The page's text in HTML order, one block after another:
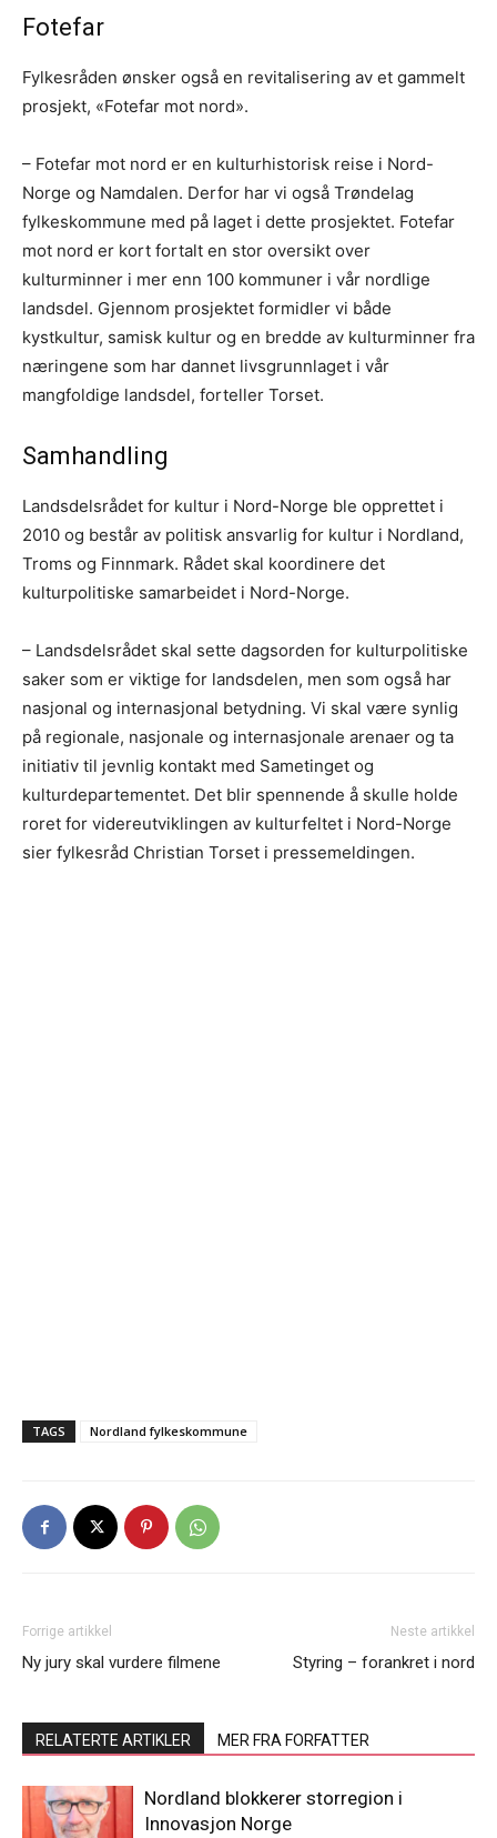
Fotefar
Fylkesråden ønsker også en revitalisering av et gammelt
prosjekt, «Fotefar mot nord».
– Fotefar mot nord er en kulturhistorisk reise i Nord-
Norge og Namdalen. Derfor har vi også Trøndelag
fylkeskommune med på laget i dette prosjektet. Fotefar
mot nord er kort fortalt en stor oversikt over
kulturminner i mer enn 100 kommuner i vår nordlige
landsdel. Gjennom prosjektet formidler vi både
kystkultur, samisk kultur og en bredde av kulturminner fra
næringene som har dannet livsgrunnlaget i vår
mangfoldige landsdel, forteller Torset.
Samhandling
Landsdelsrådet for kultur i Nord-Norge ble opprettet i
2010 og består av politisk ansvarlig for kultur i Nordland,
Troms og Finnmark. Rådet skal koordinere det
kulturpolitiske samarbeidet i Nord-Norge.
– Landsdelsrådet skal sette dagsorden for kulturpolitiske
saker som er viktige for landsdelen, men som også har
nasjonal og internasjonal betydning. Vi skal være synlig
på regionale, nasjonale og internasjonale arenaer og ta
initiativ til jevnlig kontakt med Sametinget og
kulturdepartementet. Det blir spennende å skulle holde
roret for videreutviklingen av kulturfeltet i Nord-Norge
sier fylkesråd Christian Torset i pressemeldingen.
TAGS Nordland fylkeskommune
Forrige artikkel
Ny jury skal vurdere filmene
Neste artikkel
Styring – forankret i nord
RELATERTE ARTIKLER MER FRA FORFATTER
Nordland blokkerer storregion i
Innovasjon Norge